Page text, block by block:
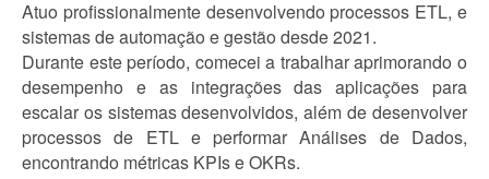
Atuo profissionalmente desenvolvendo processos ETL, e
sistemas de automação e gestão desde 2021.
Durante este período, comecei a trabalhar aprimorando o
desempenho e as integrações das aplicações para
escalar os sistemas desenvolvidos, além de desenvolver
processos de ETL e performar Análises de Dados,
encontrando métricas KPIs e OKRs.